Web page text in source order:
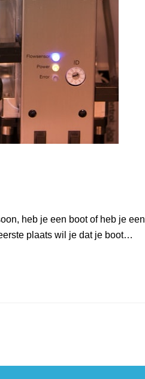
heb je een boot of heb je een
plaats wil je dat je boot…